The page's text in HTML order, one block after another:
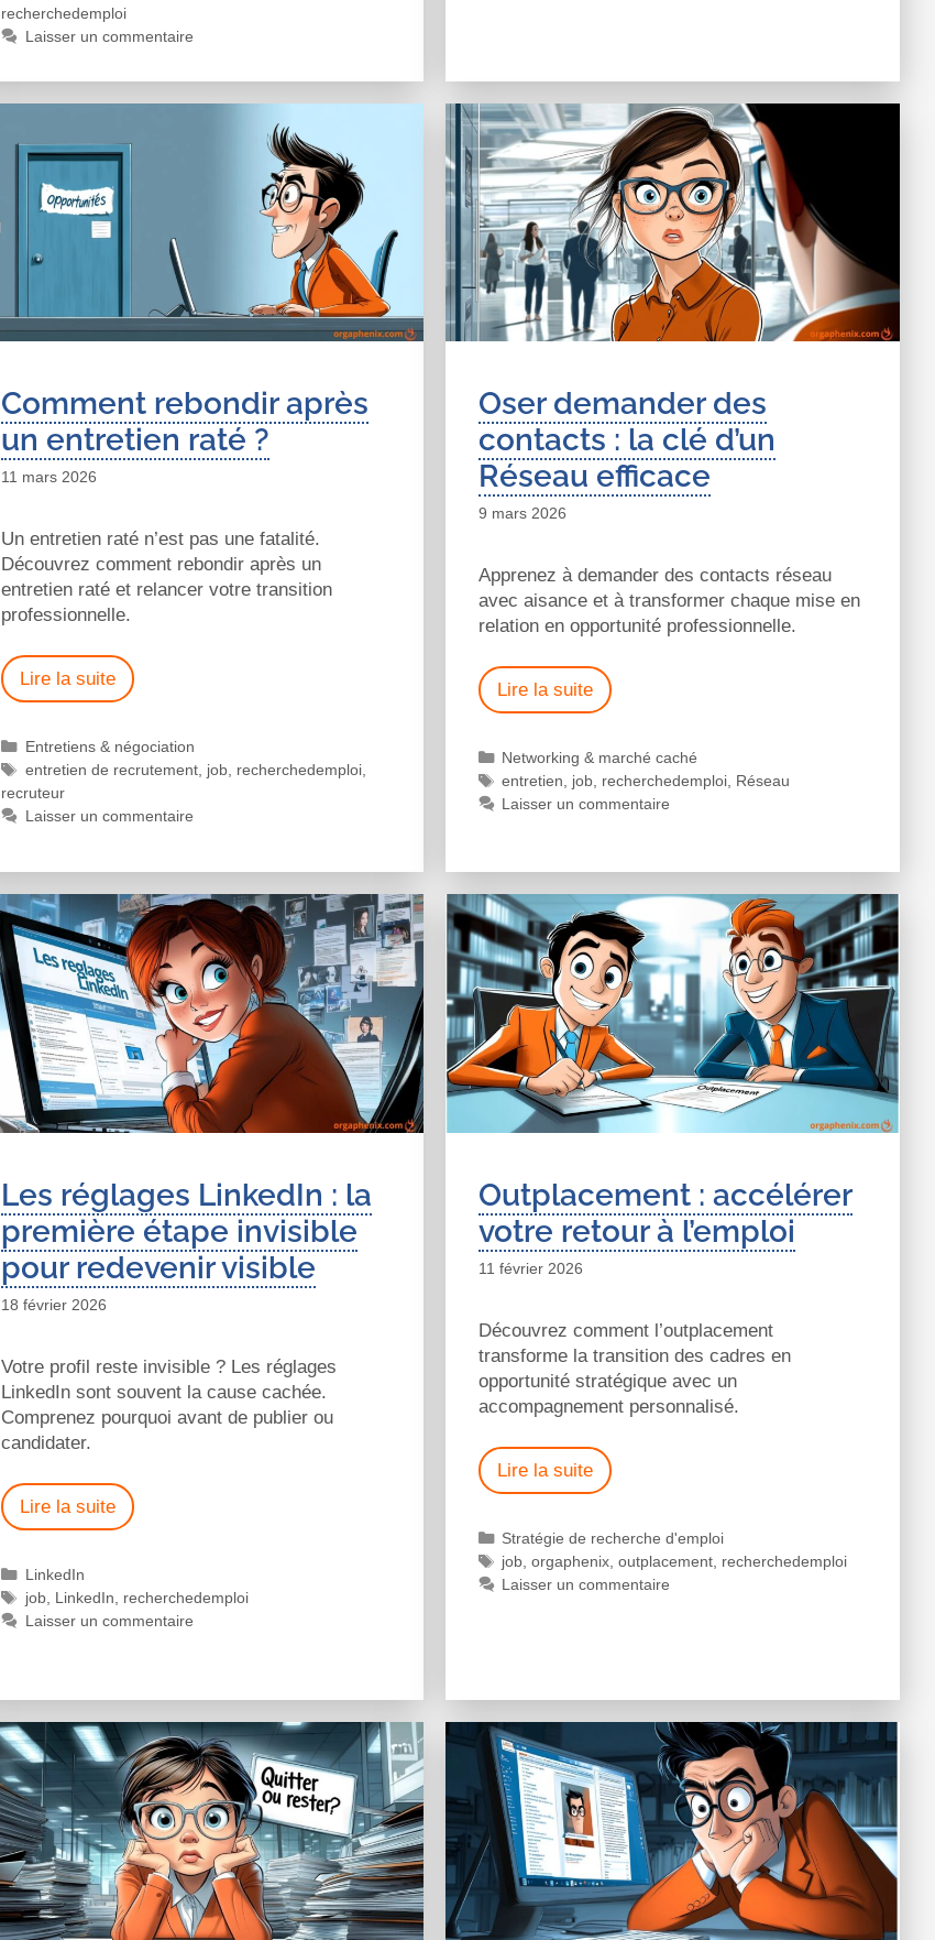
recherchedemploi
Laisser un commentaire
Comment rebondir après
un entretien raté ?
11 mars 2026
Un entretien raté n’est pas une fatalité.
Découvrez comment rebondir après un
entretien raté et relancer votre transition
professionnelle.
Lire la suite
Entretiens & négociation
entretien de recrutement, job, recherchedemploi,
recruteur
Laisser un commentaire
Oser demander des
contacts : la clé d’un
Réseau efficace
9 mars 2026
Apprenez à demander des contacts réseau
avec aisance et à transformer chaque mise en
relation en opportunité professionnelle.
Lire la suite
Networking & marché caché
entretien, job, recherchedemploi, Réseau
Laisser un commentaire
Les réglages LinkedIn : la
première étape invisible
pour redevenir visible
18 février 2026
Votre profil reste invisible ? Les réglages
LinkedIn sont souvent la cause cachée.
Comprenez pourquoi avant de publier ou
candidater.
Lire la suite
LinkedIn
job, LinkedIn
recherchedemploi
Laisser un commentaire
Outplacement : accélérer
votre retour à l’emploi
11 février 2026
Découvrez comment l’outplacement
transforme la transition des cadres en
opportunité stratégique avec un
accompagnement personnalisé.
Lire la suite
Stratégie de recherche d'emploi
job ,orgaphenix ,outplacement recherchedemploi
Laisser un commentaire